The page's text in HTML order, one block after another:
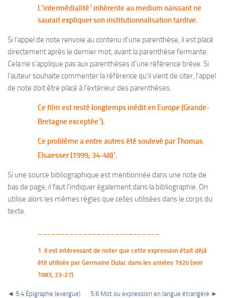
L’intermédialité1 inhérente au medium naissant ne
saurait expliquer son institutionnalisation tardive.
Si l’appel de note renvoie au contenu d’une parenthèse, il est placé
directement après le dernier mot, avant la parenthèse fermante.
Cela ne s’applique pas aux parenthèses d’une référence brève. Si
l’auteur souhaite commenter la référence qu’il vient de citer, l’appel
de note doit être placé à l’extérieur des parenthèses.
Ce film est resté longtemps inédit en Europe (Grande-
Bretagne exceptée1).
Ce problème a entre autres été soulevé par Thomas
Elsaesser (1999, 34-48)1.
Si une source bibliographique est mentionnée dans une note de
bas de page, il faut l’indiquer également dans la bibliographie. On
utilise alors les mêmes règles que celles utilisées dans le corps du
texte.
1. Il est intéressant de noter que cette expression était déjà
été utilisée par Germaine Dulac dans les années 1920 (voir
1983, 23-27).
◄ 5.4 Épigraphe (exergue) 5.6 Mot ou expression en langue étrangère ►